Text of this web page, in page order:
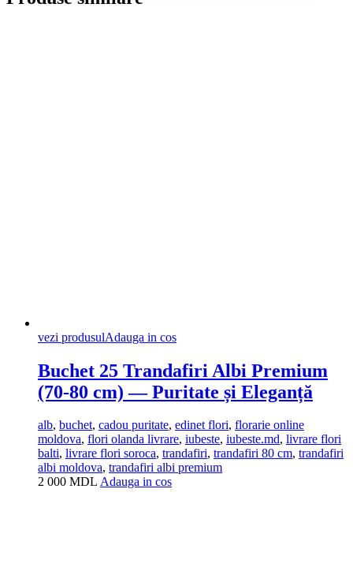
vezi produsulAdauga in cos
Buchet 25 Trandafiri Albi Premium
(70-80 cm) — Puritate și Eleganță
alb, buchet, cadou puritate, edinet flori, florarie online
moldova, flori olanda livrare, iubeste, iubeste.md, livrare flori
balti, livrare flori soroca, trandafiri, trandafiri 80 cm, trandafiri
albi moldova, trandafiri albi premium
2 000 MDL Adauga in cos